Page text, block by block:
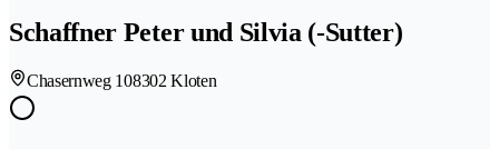
Schaffner Peter und Silvia (-Sutter)
Chasernweg 108302 Kloten